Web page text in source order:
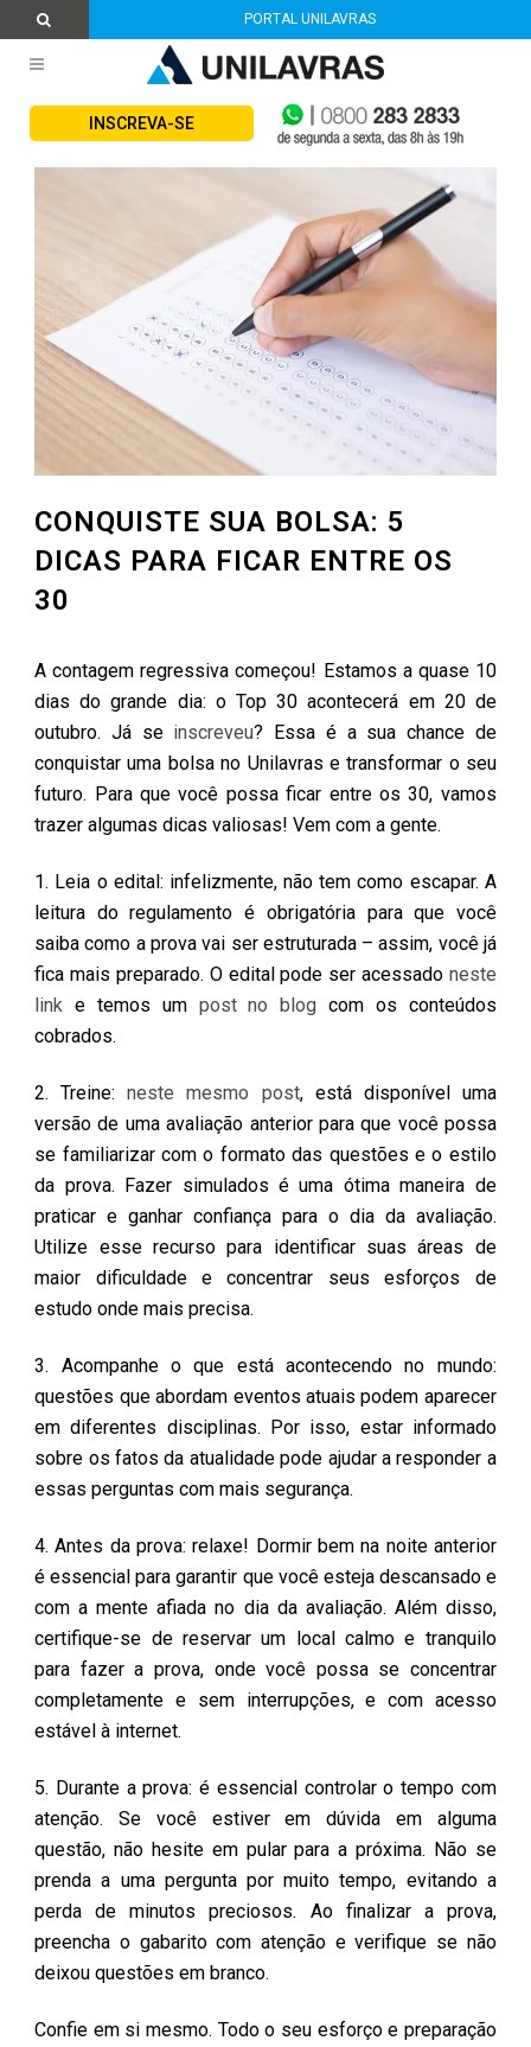
PORTAL UNILAVRAS
INSCREVA-SE
CONQUISTE SUA BOLSA: 5
DICAS PARA FICAR ENTRE OS
30
A contagem regressiva começou! Estamos a quase 10
dias do grande dia: o Top 30 acontecerá em 20 de
outubro. Já se inscreveu? Essa é a sua chance de
conquistar uma bolsa no Unilavras e transformar o seu
futuro. Para que você possa ficar entre os 30, vamos
trazer algumas dicas valiosas! Vem com a gente.
1. Leia o edital: infelizmente, não tem como escapar. A
leitura do regulamento é obrigatória para que você
saiba como a prova vai ser estruturada – assim, você já
fica mais preparado. O edital pode ser acessado neste
link e temos um post no blog com os conteúdos
cobrados.
2. Treine:neste mesmo post, está disponível uma
versão de uma avaliação anterior para que você possa
se familiarizar com o formato das questões e o estilo
da prova. Fazer simulados é uma ótima maneira de
praticar e ganhar confiança para o dia da avaliação.
Utilize esse recurso para identificar suas áreas de
maior dificuldade e concentrar seus esforços de
estudo onde mais precisa.
3. Acompanhe o que está acontecendo no mundo:
questões que abordam eventos atuais podem aparecer
em diferentes disciplinas. Por isso, estar informado
sobre os fatos da atualidade pode ajudar a responder a
essas perguntas com mais segurança.
4. Antes da prova: relaxe! Dormir bem na noite anterior
é essencial para garantir que você esteja descansado e
com a mente afiada no dia da avaliação. Além disso,
certifique-se de reservar um local calmo e tranquilo
para fazer a prova, onde você possa se concentrar
completamente e sem interrupções, e com acesso
estável à internet.
5. Durante a prova: é essencial controlar o tempo com
atenção. Se você estiver em dúvida em alguma
questão, não hesite em pular para a próxima. Não se
prenda a uma pergunta por muito tempo, evitando a
perda de minutos preciosos. Ao finalizar a prova,
preencha o gabarito com atenção e verifique se não
deixou questões em branco.
Confie em si mesmo. Todo o seu esforço e preparação